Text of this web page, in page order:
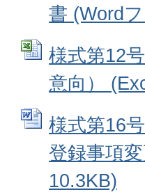
書 (Word
様式第12
意向）
様式第16
登録事項
10.3KB)